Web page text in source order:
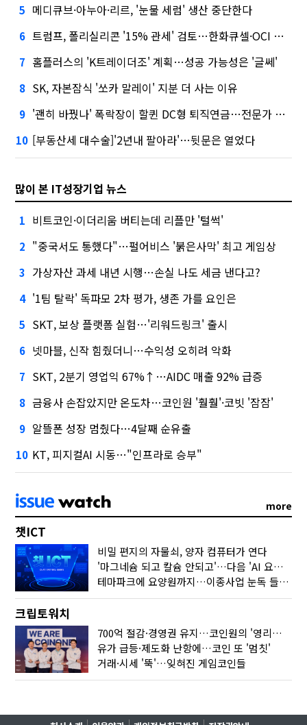
5 메디큐브·아누아·리르, '눈물 세럼' 생산 중단한다
6 트럼프, 폴리실리콘 '15% 관세' 검토…한화큐셀·OCI 영향은?
7 홈플러스의 'K트레이더조' 계획…성공 가능성은 '글쎄'
8 SK, 자본잠식 '쏘카 말레이' 지분 더 사는 이유
9 '괜히 바꿨나' 폭락장이 할퀸 DC형 퇴직연금…전문가 조언은
10 [부동산세 대수술]'2년내 팔아라'…뒷문은 열었다
많이 본 IT성장기업 뉴스
1 비트코인·이더리움 버티는데 리플만 '털썩'
2 "중국서도 통했다"…펄어비스 '붉은사막' 최고 게임상
3 가상자산 과세 내년 시행…손실 나도 세금 낸다고?
4 '1팀 탈락' 독파모 2차 평가, 생존 가를 요인은
5 SKT, 보상 플랫폼 실험…'리워드링크' 출시
6 넷마블, 신작 힘줬더니…수익성 오히려 악화
7 SKT, 2분기 영업익 67%↑…AIDC 매출 92% 급증
8 금융사 손잡았지만 온도차…코인원 '훨훨'·코빗 '잠잠'
9 알뜰폰 성장 멈췄다…4달째 순유출
10 KT, 피지컬AI 시동…"인프라로 승부"
more
챗ICT
비밀 편지의 자물쇠, 양자 컴퓨터가 연다
'마그네슘 되고 칼슘 안되고'…다음 'AI 요약' 갈 길은
테마파크에 요양원까지…이종사업 눈독 들이는 게임사
크립토워치
700억 절감·경영권 유지…코인원의 '영리한 딜'
유가 급등·제도화 난항에…코인 또 '멈칫'
거래·시세 '뚝'…잊혀진 게임코인들